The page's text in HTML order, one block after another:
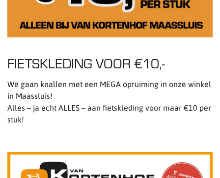
FIETSKLEDING VOOR €10,-
We gaan knallen met een MEGA opruiming in onze winkel
in Maassluis!
Alles – ja echt ALLES – aan fietskleding voor maar €10 per
stuk!